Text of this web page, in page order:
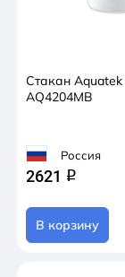
Стакан
AQ4204MB
Россия
2621 q
В корзину